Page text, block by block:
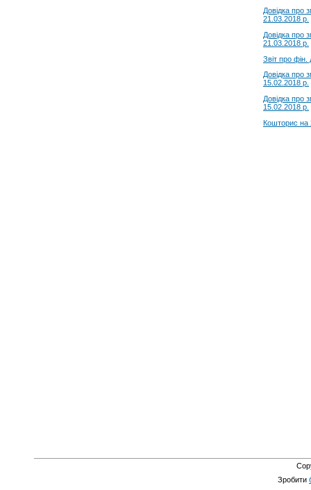
Довідка про
21.03.2018 р.
Довідка про
21.03.2018 р.
Звіт про фін.
Довідка про
15.02.2018 р.
Довідка про
15.02.2018 р.
Кошторис на
Зробити